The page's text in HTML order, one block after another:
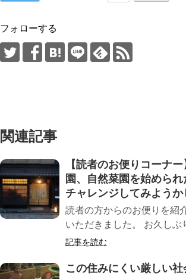
フォローする
関連記事
【読者のお便りコーナ
園、自然菜園を始めら
チャレンジしてみようか
読者の方からのお便りを紹
いただきました。 お久し
記事を読む
この住みにくい厳しい